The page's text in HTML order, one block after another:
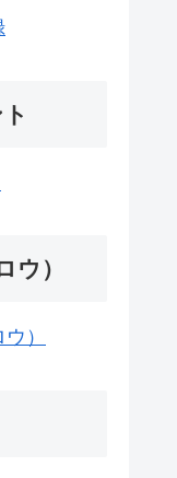
ウ）
）